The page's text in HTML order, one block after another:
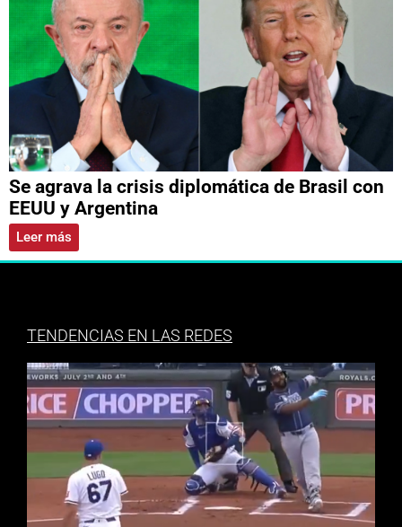
Se agrava la crisis diplomática de Brasil con
EEUU y Argentina
Leer más
TENDENCIAS EN LAS REDES